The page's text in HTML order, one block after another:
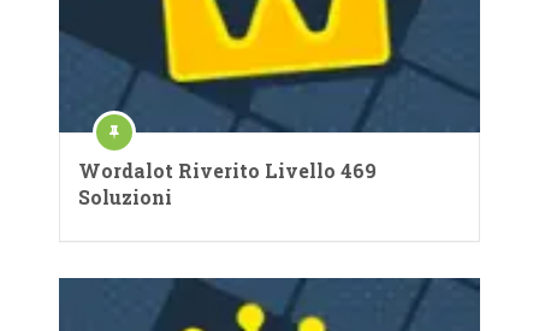
Wordalot Riverito Livello 469
Soluzioni